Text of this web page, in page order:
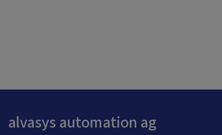
alvasys automation ag